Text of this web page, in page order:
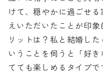
けて、穏やかに過ごせ
えいただいたことが印
リットは？私と結婚し
いうことを伺うと「好
てても楽しめるタイプ